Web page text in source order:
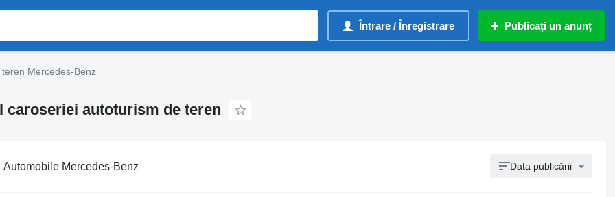
Întrare / Înregistrare Publicați un anunț
Mercedes-Benz
caroseriei autoturism de teren
Automobile Mercedes-Benz Data publicării